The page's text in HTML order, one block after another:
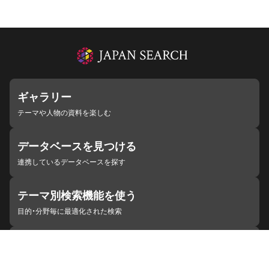
ギャラリー
テーマや人物の資料を楽しむ
データベースを見つける
連携しているデータベースを探す
テーマ別検索機能を使う
目的・分野毎に最適化された検索